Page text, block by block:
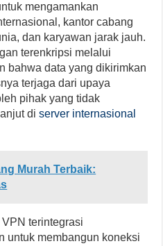
mengamankan
kantor cabang
dan karyawan jarak jauh.
terenkripsi melalui
bahwa data yang dikirimkan
terjaga dari upaya
pihak yang tidak
diserver internasional
Murah Terbaik:
terintegrasi
untuk membangun koneksi